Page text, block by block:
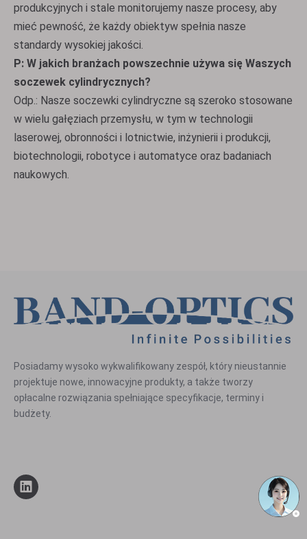
produkcyjnych i stale monitorujemy nasze procesy, aby
mieć pewność, że każdy obiektyw spełnia nasze
standardy wysokiej jakości.
P: W jakich branżach powszechnie używa się Waszych
soczewek cylindrycznych?
Odp.: Nasze soczewki cylindryczne są szeroko stosowane
w wielu gałęziach przemysłu, w tym w technologii
laserowej, obronności i lotnictwie, inżynierii i produkcji,
biotechnologii, robotyce i automatyce oraz badaniach
naukowych.
Posiadamy wysoko wykwalifikowany zespół, który nieustannie
projektuje nowe, innowacyjne produkty, a także tworzy
opłacalne rozwiązania spełniające specyfikacje, terminy i
budżety.